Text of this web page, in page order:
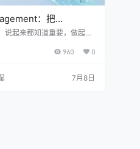
：把
ICE 全塞进一个对话
说起来都知道重要，做起来
表格，列了功能、优
贴，花了两个小时做出来，
来跟着季度 OKR 走，每次
960 0
7月8日